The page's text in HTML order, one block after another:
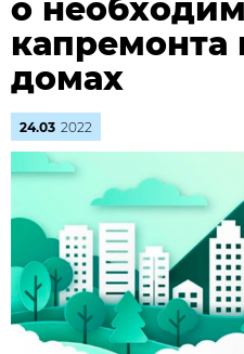
о
капремонта
домах
24.03 2022